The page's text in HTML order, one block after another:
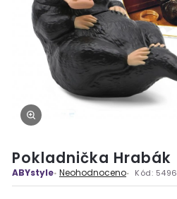
Pokladnička Hrabák
ABYstyle Neohodnoceno Kód: 5496